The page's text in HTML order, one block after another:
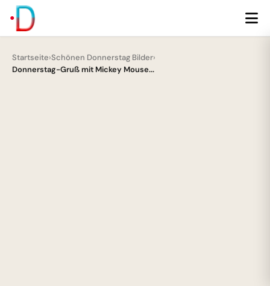
Startseite›Schönen Donnerstag Bilder›
Donnerstag-Gruß mit Mickey Mouse...